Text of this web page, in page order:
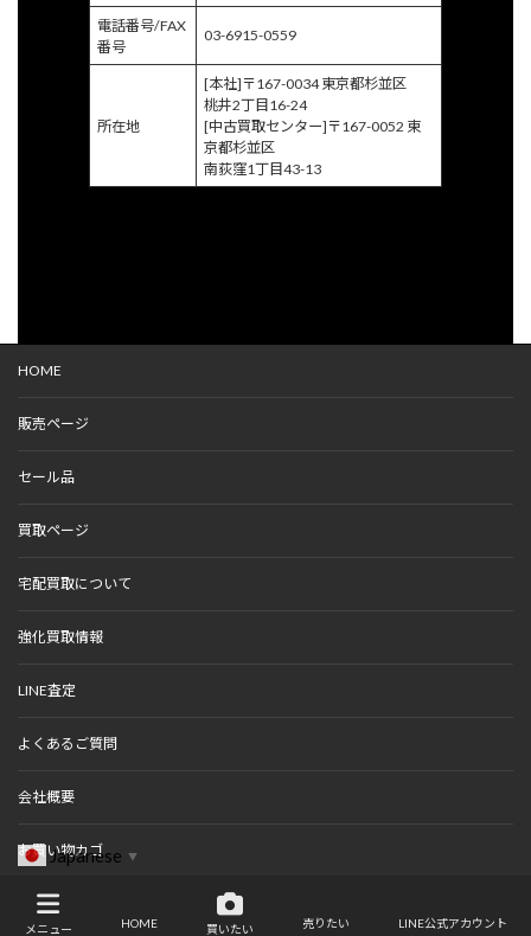
電話番号/FAX
番号
03-6915-0559
所在地
[本社]〒167-0034 東京都杉並区
桃井2丁目16-24
[中古買取センター]〒167-0052 東
京都杉並区
南荻窪1丁目43-13
HOME
販売ページ
セール品
買取ページ
宅配買取について
強化買取情報
LINE査定
よくあるご質問
会社概要
お買い物カゴ
Copyright © 杉並カメラ All Rights Reserved.
メニュー
HOME 買いたい 売りたい LINE公式アカウント
Japanese ▼